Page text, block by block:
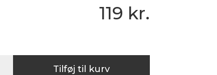
119 kr.
Tilføj til kurv